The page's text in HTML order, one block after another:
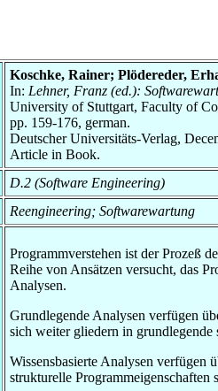
Koschke, Rainer; Plödereder,
In: Lehner, Franz (ed.):
University of Stuttgart, Faculty of
pp. 159-176, german.
Deutscher Universitäts-Verlag,
Article in Book.
D.2 (Software Engineering)
Reengineering; Softwarewartung
Programmverstehen ist der Prozeß
Reihe von Ansätzen versucht, das
Analysen.
Grundlegende Analysen verfügen
sich weiter gliedern in
Wissensbasierte Analysen verfügen
strukturelle